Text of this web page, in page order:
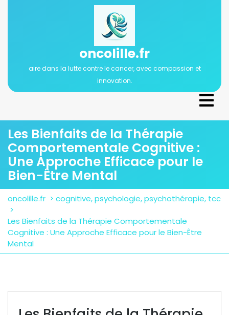
oncolille.fr
aire dans la lutte contre le cancer, avec compassion et
innovation.
Les Bienfaits de la Thérapie
Comportementale Cognitive :
Une Approche Efficace pour le
Bien-Être Mental
oncolille.fr > cognitive,psychologie,psychothérapie, tcc
>
Les Bienfaits de la Thérapie Comportementale
Cognitive : Une Approche Efficace pour le Bien-Être
Mental